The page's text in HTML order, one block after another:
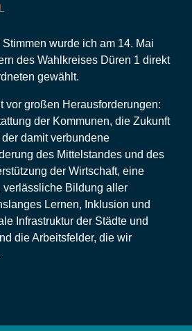
wurde ich am 14. Mai
des Wahlkreises Düren 1 direkt
gewählt.
vor großen Herausforderungen:
der Kommunen, die Zukunft
damit verbundene
des Mittelstandes und des
der Wirtschaft, eine
verlässliche Bildung aller
Lernen, Inklusion und
Infrastruktur der Städte und
die Arbeitsfelder, die wir